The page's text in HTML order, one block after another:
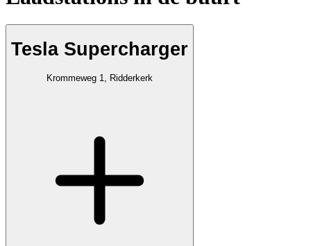
Tesla Supercharger
Krommeweg 1, Ridderkerk